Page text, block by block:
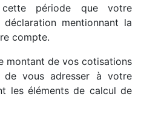
période que votre
mentionnant la
compte.
montant de vos cotisations
de vous adresser à votre
les éléments de calcul de